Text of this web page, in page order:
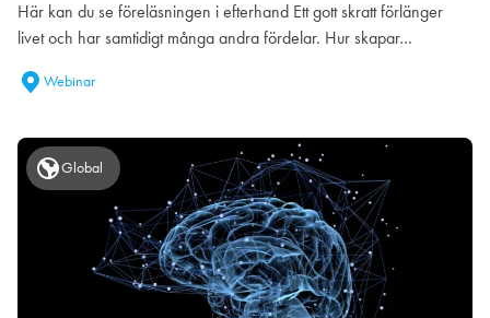
Här kan du se föreläsningen i efterhand Ett gott skratt förlänger
livet och har samtidigt många andra fördelar. Hur skapar…
Webinar
Global